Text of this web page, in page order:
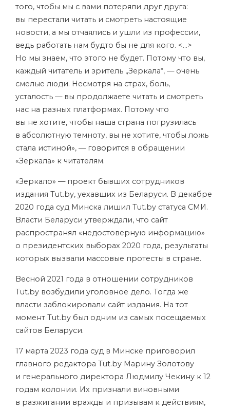
того, чтобы мы с вами потеряли друг друга:
вы перестали читать и смотреть настоящие
новости, а мы отчаялись и ушли из профессии,
ведь работать нам будто бы не для кого. <…>
Но мы знаем, что этого не будет. Потому что вы,
каждый читатель и зритель „Зеркала“, — очень
смелые люди. Несмотря на страх, боль,
усталость — вы продолжаете читать и смотреть
нас на разных платформах. Потому что
вы не хотите, чтобы наша страна погрузилась
в абсолютную темноту, вы не хотите, чтобы ложь
стала истиной», — говорится в обращении
«Зеркала» к читателям.
«Зеркало» — проект бывших сотрудников
издания Tut.by, уехавших из Беларуси. В декабре
2020 года суд Минска лишил Tut.by статуса СМИ.
Власти Беларуси утверждали, что сайт
распространял «недостоверную информацию»
о президентских выборах 2020 года, результаты
которых вызвали массовые протесты в стране.
Весной 2021 года в отношении сотрудников
Tut.by возбудили уголовное дело. Тогда же
власти заблокировали сайт издания. На тот
момент Tut.by был одним из самых посещаемых
сайтов Беларуси.
17 марта 2023 года суд в Минске приговорил
главного редактора Tut.by Марину Золотову
и генерального директора Людмилу Чекину к 12
годам колонии. Их признали виновными
в разжигании вражды и призывам к действиям,